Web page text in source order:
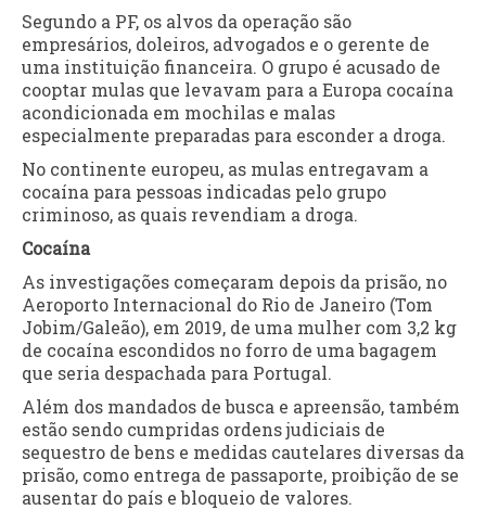
Segundo a PF, os alvos da operação são
empresários, doleiros, advogados e o gerente de
uma instituição financeira. O grupo é acusado de
cooptar mulas que levavam para a Europa cocaína
acondicionada em mochilas e malas
especialmente preparadas para esconder a droga.
No continente europeu, as mulas entregavam a
cocaína para pessoas indicadas pelo grupo
criminoso, as quais revendiam a droga.
Cocaína
As investigações começaram depois da prisão, no
Aeroporto Internacional do Rio de Janeiro (Tom
Jobim/Galeão), em 2019, de uma mulher com 3,2 kg
de cocaína escondidos no forro de uma bagagem
que seria despachada para Portugal.
Além dos mandados de busca e apreensão, também
estão sendo cumpridas ordens judiciais de
sequestro de bens e medidas cautelares diversas da
prisão, como entrega de passaporte, proibição de se
ausentar do país e bloqueio de valores.